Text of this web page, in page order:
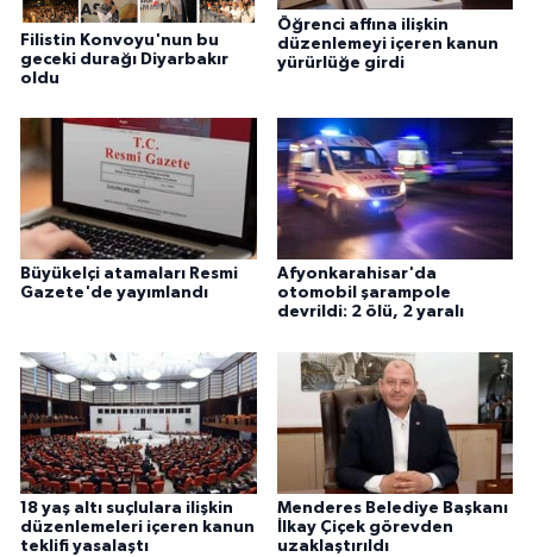
Filistin Konvoyu'nun bu
geceki durağı Diyarbakır
oldu
Öğrenci affına ilişkin
düzenlemeyi içeren kanun
yürürlüğe girdi
Büyükelçi atamaları Resmi
Gazete'de yayımlandı
Afyonkarahisar'da
otomobil şarampole
devrildi: 2 ölü, 2 yaralı
18 yaş altı suçlulara ilişkin
düzenlemeleri içeren kanun
teklifi yasalaştı
Menderes Belediye Başkanı
İlkay Çiçek görevden
uzaklaştırıldı